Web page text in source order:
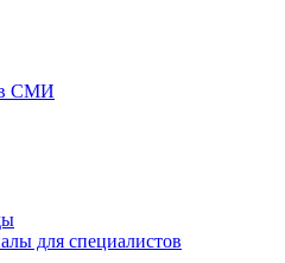
СМИ
для специалистов